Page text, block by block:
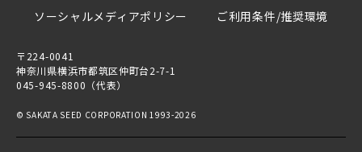
ソーシャルメディアポリシー
ご利用条件/推奨環境
〒224-0041
神奈川県横浜市都筑区仲町台2-7-1
045-945-8800（代表）
© SAKATA SEED CORPORATION 1993-2026